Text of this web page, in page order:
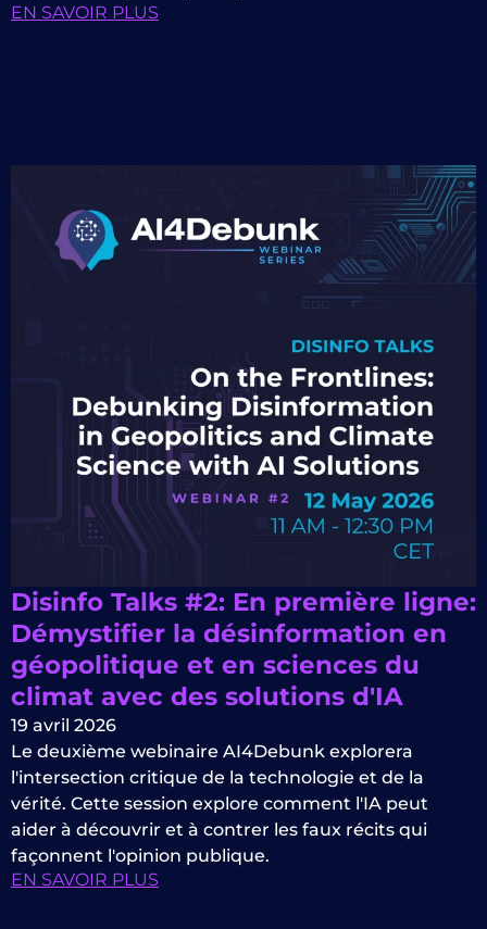
EN SAVOIR PLUS
Disinfo Talks #2: En première ligne:
Démystifier la désinformation en
géopolitique et en sciences du
climat avec des solutions d'IA
19 avril 2026
Le deuxième webinaire AI4Debunk explorera
l'intersection critique de la technologie et de la
vérité. Cette session explore comment l'IA peut
aider à découvrir et à contrer les faux récits qui
façonnent l'opinion publique.
EN SAVOIR PLUS